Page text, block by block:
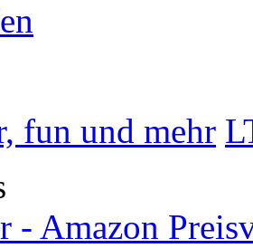
fun und mehr
- Amazon